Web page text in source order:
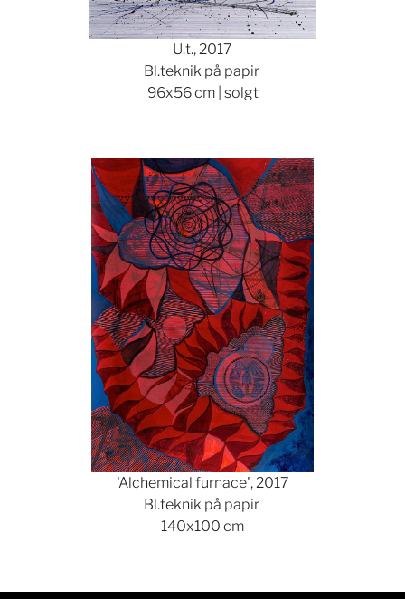
U.t., 2017
Bl.teknik på papir
96x56 cm | solgt
Show larger version
'Alchemical furnace', 2017
Bl.teknik på papir
140x100 cm